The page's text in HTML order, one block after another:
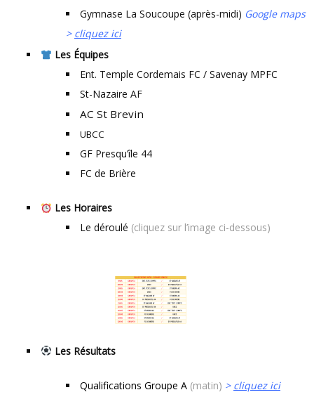
Gymnase La Soucoupe (après-midi) Google maps
> cliquez ici
Les Équipes
Ent. Temple Cordemais FC / Savenay MPFC
St-Nazaire AF
AC St Brevin
UBCC
GF Presqu’île 44
FC de Brière
Les Horaires
Le déroulé (cliquez sur l’image ci-dessous)
Les Résultats
Qualifications Groupe A (matin) > cliquez ici